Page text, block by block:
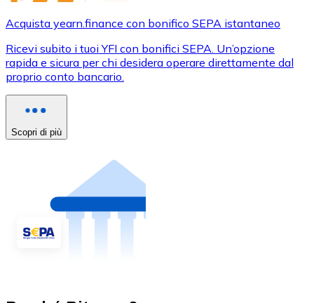
Acquista yearn.finance con bonifico SEPA istantaneo
Ricevi subito i tuoi YFI con bonifici SEPA. Un’opzione
rapida e sicura per chi desidera operare direttamente dal
proprio conto bancario.
Scopri di più